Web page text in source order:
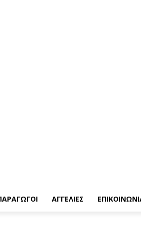
ΑΓΓΕΛΙΕΣ